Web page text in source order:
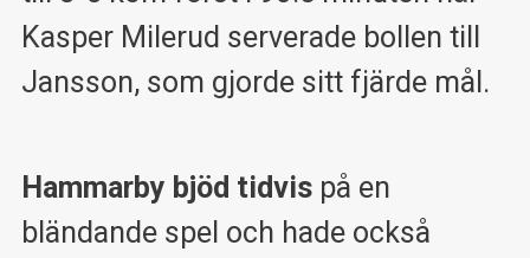
Kasper Milerud serverade bollen till
Jansson, som gjorde sitt fjärde mål.
Hammarby bjöd tidvis på en
bländande spel och hade också